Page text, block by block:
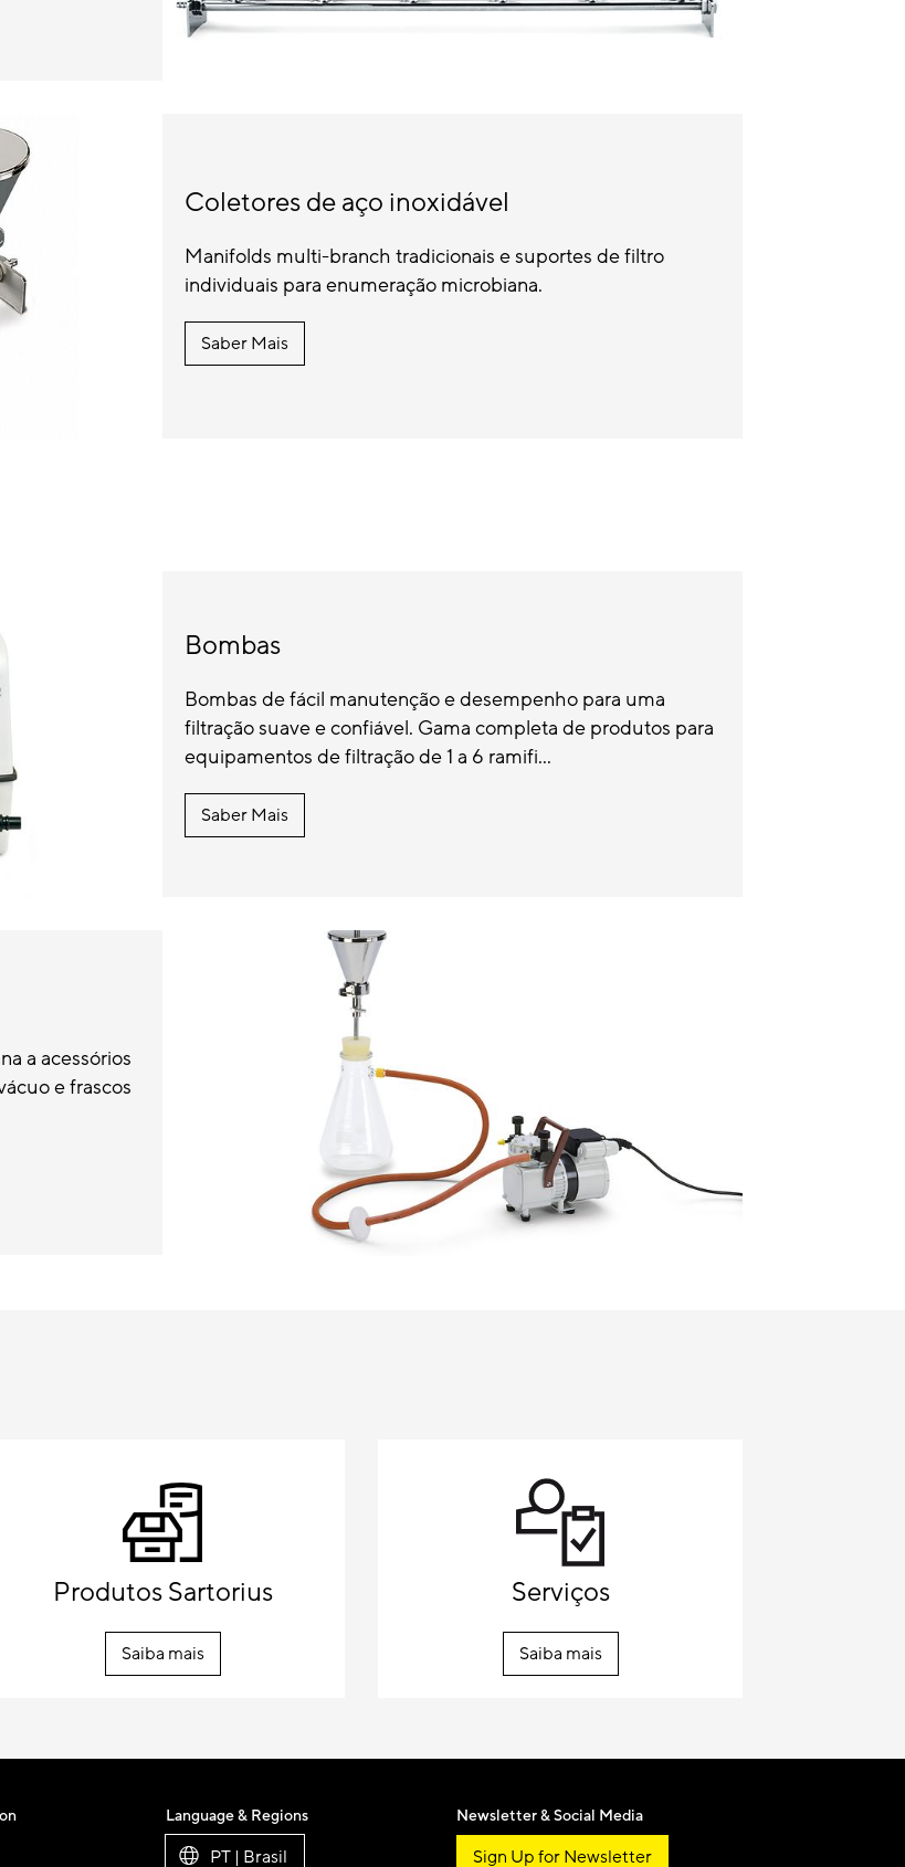
Coletores de aço inoxidável
Manifolds multi-branch tradicionais e suportes de filtro
individuais para enumeração microbiana.
Saber Mais
Bombas
Bombas de fácil manutenção e desempenho para uma
filtração suave e confiável. Gama completa de produtos para
equipamentos de filtração de 1 a 6 ramifi...
Saber Mais
a acessórios
e frascos
Produtos Sartorius
Saiba mais
Serviços
Saiba mais
Language & Regions
PT | Brasil
Newsletter & Social Media
Sign Up for Newsletter